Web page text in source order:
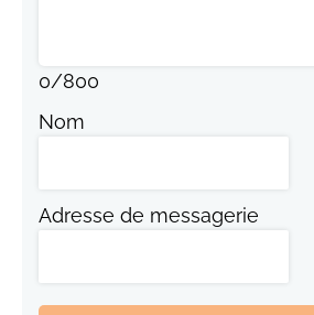
0/800
Nom
Adresse de messagerie